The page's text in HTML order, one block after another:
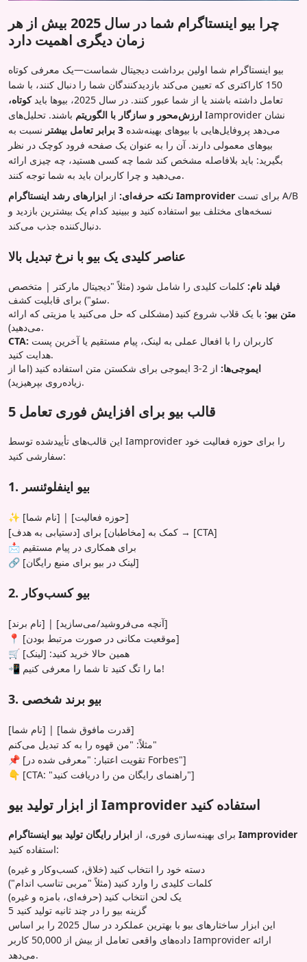
چرا بیو اینستاگرام شما در سال 2025 بیش از هر
زمان دیگری اهمیت دارد
بیو اینستاگرام شما اولین برداشت دیجیتال شماست—یک معرفی کوتاه
150 کاراکتری که تعیین می‌کند بازدیدکنندگان شما را دنبال کنند، با شما
تعامل داشته باشند یا از شما عبور کنند. در سال 2025، بیوها باید
کوتاه،
ارزش‌محور و سازگار با الگوریتم باشند. تحلیل‌های Iamprovider نشان
می‌دهد پروفایل‌هایی با بیوهای بهینه‌شده 3 برابر تعامل بیشتر
نسبت به
بیوهای معمولی دارند. آن را به عنوان یک صفحه فرود کوچک در نظر
بگیرید: باید بلافاصله مشخص کند شما چه کسی هستید، چه چیزی ارائه
می‌دهید و چرا کاربران باید به شما توجه کنند.
نکته حرفه‌ای: از ابزارهای رشد اینستاگرام Iamprovider
نسخه‌های مختلف بیو استفاده کنید و ببینید کدام یک بیشترین بازدید و
دنبال‌کننده جذب می‌کند.
عناصر کلیدی یک بیو با نرخ تبدیل بالا
فیلد نام: کلمات کلیدی را شامل شود (مثلاً "دیجیتال مارکتر | متخصص
سئو") برای قابلیت کشف.
متن بیو: با یک قلاب شروع کنید (مشکلی که حل می‌کنید یا مزیتی که ارائه
می‌دهید).
CTA:
هدایت کنید.
ایموجی‌ها:
از 2-3 ایموجی برای شکستن متن استفاده کنید (اما از
زیاده‌روی بپرهیزید).
5 قالب بیو برای افزایش فوری تعامل
این قالب‌های تأییدشده توسط Iamprovider را برای حوزه فعالیت خود
سفارشی کنید:
1. بیو اینفلوئنسر
✨ [نام شما] | [حوزه فعالیت]
کمک به [مخاطبان] برای [دستیابی به هدف] → [CTA]
📩 برای همکاری در پیام مستقیم
🔗 [لینک در بیو برای منبع رایگان]
2. بیو کسب‌وکار
[نام برند] | [آنچه می‌فروشید/می‌سازید]
📍 [موقعیت مکانی در صورت مرتبط بودن]
🛒 همین حالا خرید کنید: [لینک]
📲 ما را تگ کنید تا شما را معرفی کنیم!
3. بیو برند شخصی
[نام شما] | [قدرت مافوق شما]
مثلاً: "من قهوه را به کد تبدیل می‌کنم"
📌 [تقویت اعتبار: "معرفی شده در Forbes"]
👇 [CTA: "راهنمای رایگان من را دریافت کنید"]
از ابزار تولید بیو Iamprovider استفاده کنید
برای بهینه‌سازی فوری، از ابزار رایگان تولید بیو اینستاگرام Iamprovider
استفاده کنید:
دسته خود را انتخاب کنید (خلاق، کسب‌وکار و غیره)
کلمات کلیدی را وارد کنید (مثلاً "مربی تناسب اندام")
یک لحن انتخاب کنید (حرفه‌ای، بامزه و غیره)
5 گزینه بیو را در چند ثانیه تولید کنید
این ابزار ساختارهای بیو با بهترین عملکرد در سال 2025 را بر اساس
داده‌های واقعی تعامل از بیش از 50,000 کاربر Iamprovider ارائه
می‌دهد.